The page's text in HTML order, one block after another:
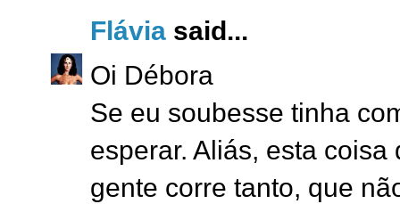
Flávia said...
Oi Débora
Se eu soubesse tinha
esperar. Aliás, esta
gente corre tanto, que